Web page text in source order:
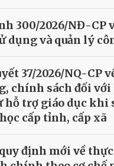
300/2026/NĐ-CP
dụng và quản lý
37/2026/NQ-CP
chính sách đối với
hỗ trợ giáo dục khi
cấp tỉnh, cấp xã
định mới về